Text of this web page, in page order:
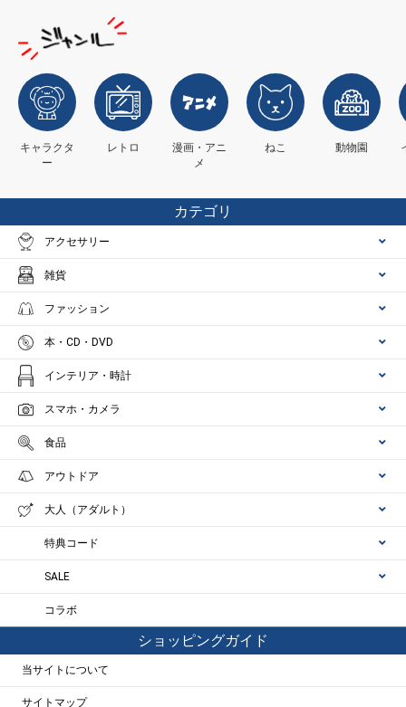
キャラクタ
ー
レトロ
漫画・アニ
メ
ねこ 動物園
カテゴリ
アクセサリー
雑貨
ファッション
本・CD・DVD
インテリア・時計
スマホ・カメラ
食品
アウトドア
大人（アダルト）
特典コード
SALE
コラボ
ショッピングガイド
当サイトについて
サイトマップ